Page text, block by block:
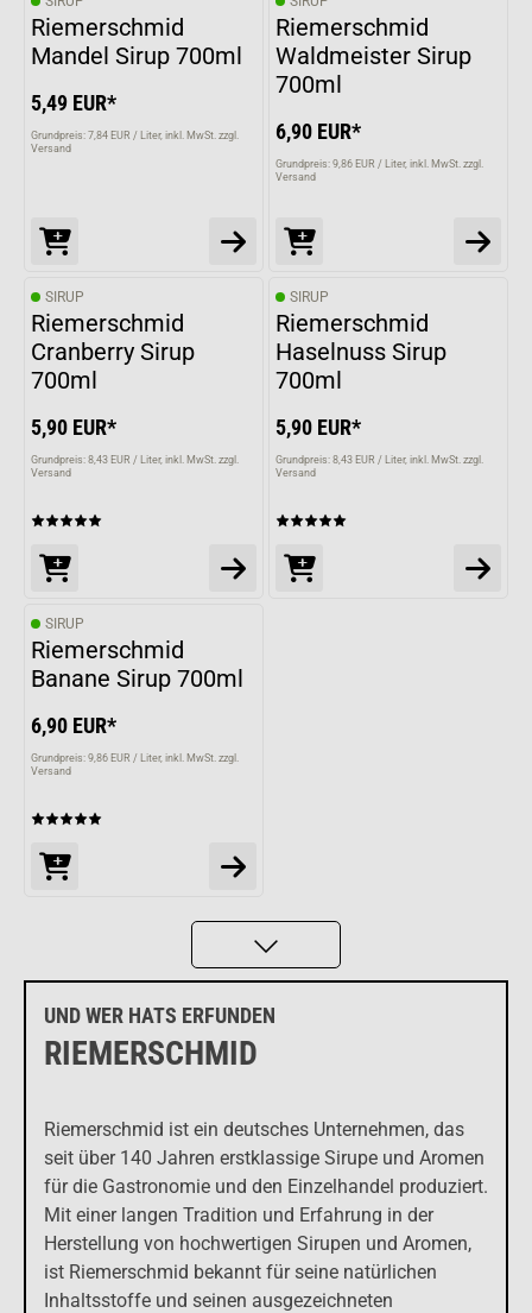
Riemerschmid
Mandel Sirup 700ml
5,49 EUR*
Grundpreis: 7,84 EUR / Liter inkl. MwSt. zzgl.
Versand
Riemerschmid
Waldmeister Sirup
700ml
6,90 EUR*
Grundpreis: 9,86 EUR / Liter inkl. MwSt. zzgl.
Versand
SIRUP
Riemerschmid
Cranberry Sirup
700ml
5,90 EUR*
Grundpreis: 8,43 EUR / Liter inkl. MwSt. zzgl.
Versand
SIRUP
Riemerschmid
Haselnuss Sirup
700ml
5,90 EUR*
Grundpreis: 8,43 EUR / Liter inkl. MwSt. zzgl.
Versand
SIRUP
Riemerschmid
Banane Sirup 700ml
6,90 EUR*
Grundpreis: 9,86 EUR / Liter inkl. MwSt. zzgl.
Versand
UND WER HATS ERFUNDEN
RIEMERSCHMID
Riemerschmid ist ein deutsches Unternehmen, das
seit über 140 Jahren erstklassige Sirupe und Aromen
für die Gastronomie und den Einzelhandel produziert.
Mit einer langen Tradition und Erfahrung in der
Herstellung von hochwertigen Sirupen und Aromen,
ist Riemerschmid bekannt für seine natürlichen
Inhaltsstoffe und seinen ausgezeichneten